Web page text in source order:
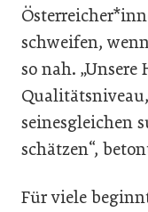
schweifen,
so nah.
seinesgleichen
schätzen“,
Für viele